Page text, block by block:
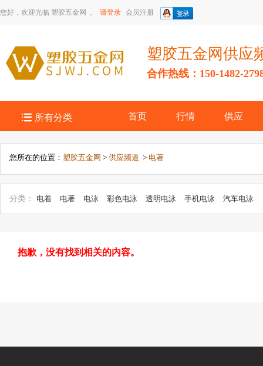
您好，欢迎光临 塑胶五金网 。 请登录 会员注册
塑胶五金网供应
合作热线：150-1482-
 所有分类 首页 行情 供应
您所在的位置： 塑胶五金网 > 供应频道 > 电著
分类： 电着 电著 电泳 彩色电泳 透明电泳 手机电泳 汽车电泳
抱歉，没有找到相关的内容。